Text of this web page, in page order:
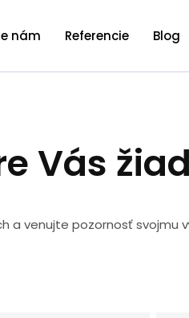
nám Referencie Blog
Vás
a venujte pozornosť svojmu